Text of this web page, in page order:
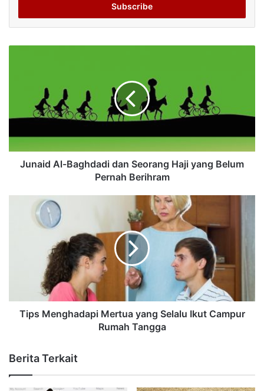
Junaid Al-Baghdadi dan Seorang Haji yang Belum
Pernah Berihram
Tips Menghadapi Mertua yang Selalu Ikut Campur
Rumah Tangga
Berita Terkait